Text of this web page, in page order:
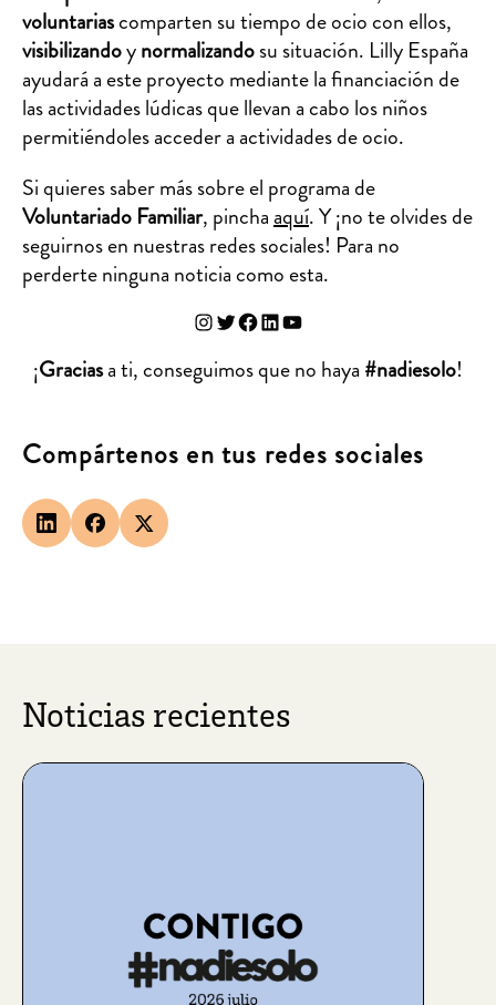
voluntariascomparten su tiempo de ocio con ellos,
visibilizandoynormalizandosu situación. Lilly España
ayudará a este proyecto mediante la financiación de
las actividades lúdicas que llevan a cabo los niños
permitiéndoles acceder a actividades de ocio.
Si quieres saber más sobre el programa de
Voluntariado Familiar, pinchaaquí. Y ¡no te olvides de
seguirnos en nuestras redes sociales! Para no
perderte ninguna noticia como esta.
Instagram
Twitter
Facebook
LinkedIn
YouTube
¡Graciasa ti, conseguimos que no haya #nadiesolo!
Compártenos en tus redes sociales
Noticias recientes